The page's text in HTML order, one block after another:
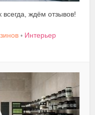
ждём отзывов!
• Интерьер